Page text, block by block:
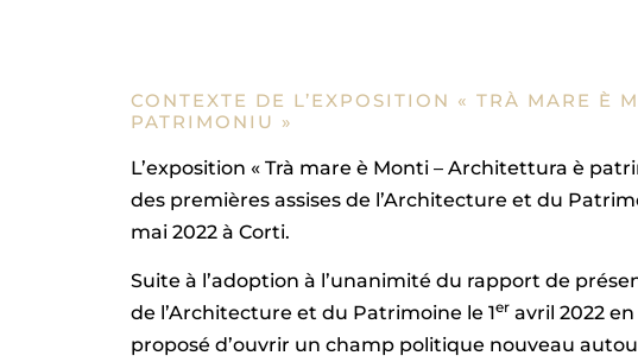
CONTEXTE DE L’EXPOSITION « TRÀ MARE È
PATRIMONIU »
L’exposition « Trà mare è Monti – Architettura è
des premières assises de l’Architecture et du
mai 2022 à Corti.
Suite à l’adoption à l’unanimité du rapport de
de l’Architecture et du Patrimoine le 1er avril 2022
proposé d’ouvrir un champ politique nouveau